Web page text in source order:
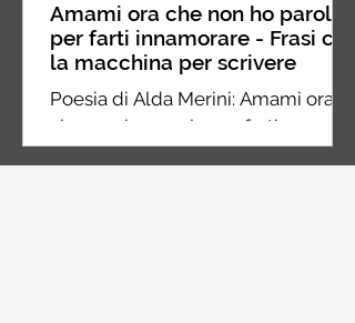
Amami ora che non ho parole
per farti innamorare - Frasi con
la macchina per scrivere
Poesia di Alda Merini: Amami ora
che non ho parole per farti